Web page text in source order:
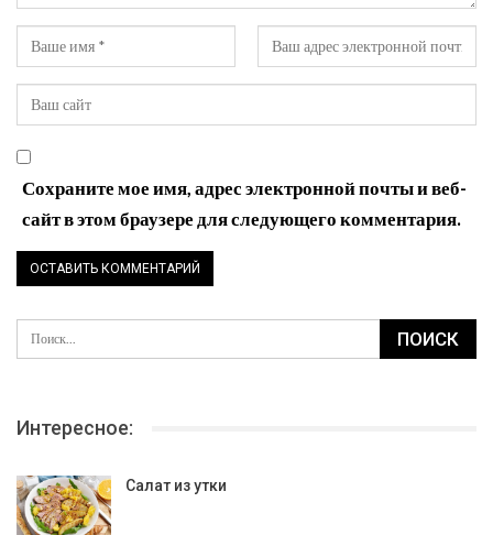
Сохраните мое имя, адрес электронной почты и веб-
сайт в этом браузере для следующего комментария.
Интересное:
Салат из утки